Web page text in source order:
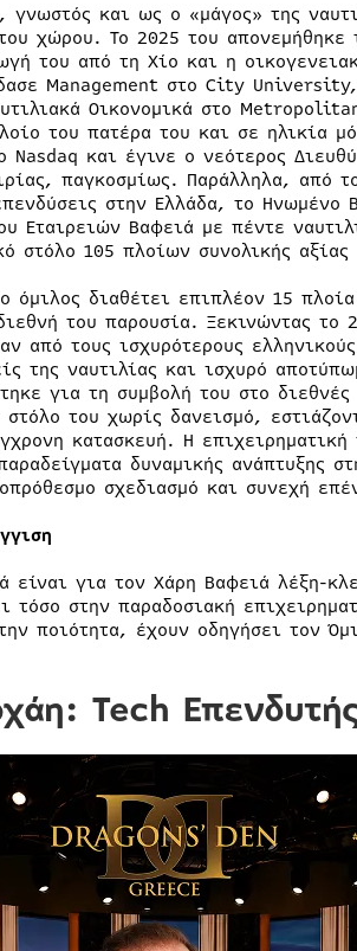
γνωστός και ως ο «μάγος» της
χώρου. Το 2025 του
του από τη Χίο και η
Management στο City
Οικονομικά στο
του πατέρα του και σε ηλικία
Nasdaq και έγινε ο νεότερος
παγκοσμίως. Παράλληλα, από
στην Ελλάδα, το Ηνωμένο
Εταιρειών Βαφειά με πέντε
στόλο 105 πλοίων συνολικής
όμιλος διαθέτει επιπλέον 15
του παρουσία. Ξεκινώντας
από τους ισχυρότερους
της ναυτιλίας και ισχυρό
για τη συμβολή του στο
στόλο του χωρίς δανεισμό,
κατασκευή. Η
δυναμικής ανάπτυξης
σχεδιασμό και συνεχή
είναι για τον Χάρη Βαφειά λέξη-
τόσο στην παραδοσιακή
ποιότητα, έχουν οδηγήσει τον
Tech